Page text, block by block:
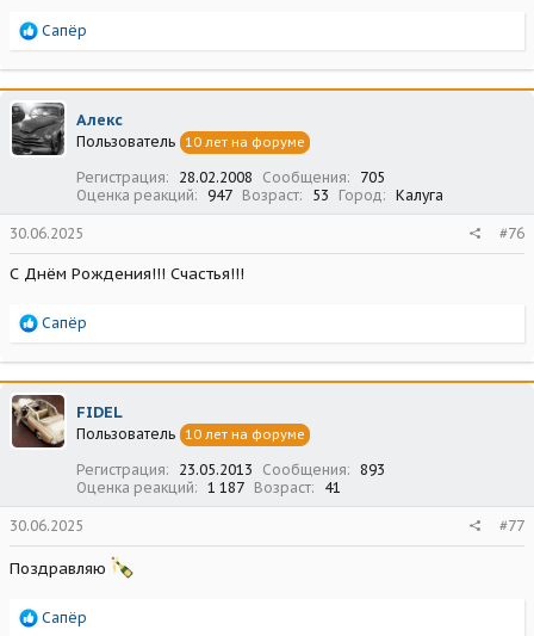
Р
а
к
ц
и
и
Сапёр
Алекс
Пользователь 10 лет на форуме
Регистрация 28.02.2008 Сообщения
705
Оценка реакций
947 Возраст 53 Город Калуга
30.06.2025 #76
С Днём Рождения!!! Счастья!!!
Р
а
к
ц
и
и
Сапёр
FIDEL
Пользователь 10 лет на форуме
Регистрация 23.05.2013 Сообщения
893
Оценка реакций
1 187 Возраст 41
30.06.2025 #77
Поздравляю
Р
Сапёр